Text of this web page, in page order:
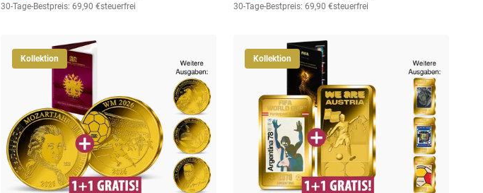
30-Tage-Bestpreis: 69,90 €steuerfrei 30-Tage-Bestpreis: 69,90 €steuerfrei
Kollektion Kollektion